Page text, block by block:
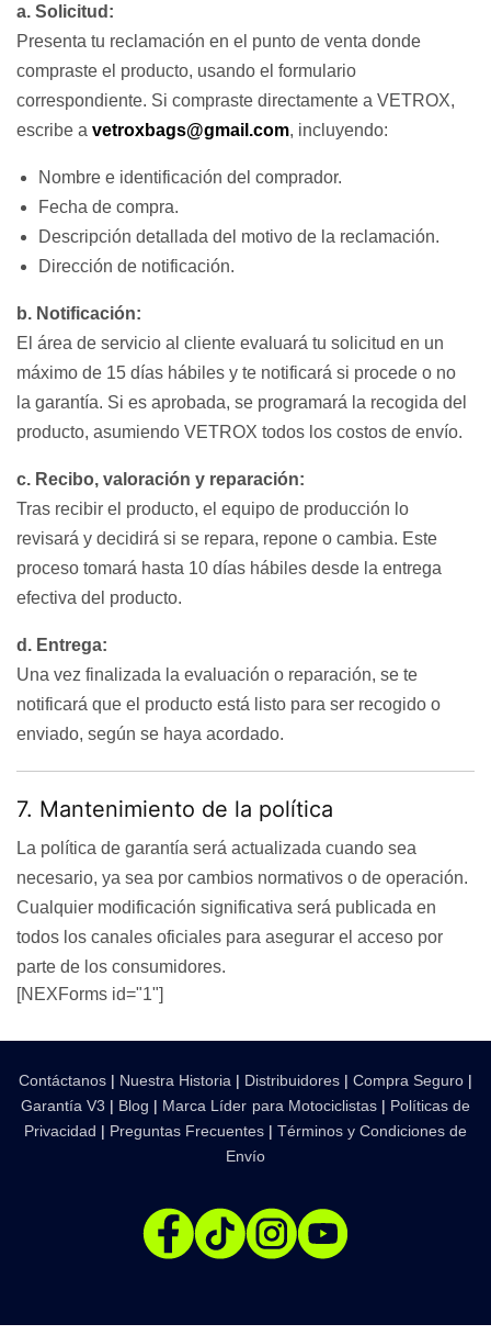
a. Solicitud:
Presenta tu reclamación en el punto de venta donde
compraste el producto, usando el formulario
correspondiente. Si compraste directamente a VETROX,
escribe avetroxbags@gmail.com, incluyendo:
Nombre e identificación del comprador.
Fecha de compra.
Descripción detallada del motivo de la reclamación.
Dirección de notificación.
b. Notificación:
El área de servicio al cliente evaluará tu solicitud en un
máximo de 15 días hábiles y te notificará si procede o no
la garantía. Si es aprobada, se programará la recogida del
producto, asumiendo VETROX todos los costos de envío.
c. Recibo, valoración y reparación:
Tras recibir el producto, el equipo de producción lo
revisará y decidirá si se repara, repone o cambia. Este
proceso tomará hasta 10 días hábiles desde la entrega
efectiva del producto.
d. Entrega:
Una vez finalizada la evaluación o reparación, se te
notificará que el producto está listo para ser recogido o
enviado, según se haya acordado.
7. Mantenimiento de la política
La política de garantía será actualizada cuando sea
necesario, ya sea por cambios normativos o de operación.
Cualquier modificación significativa será publicada en
todos los canales oficiales para asegurar el acceso por
parte de los consumidores.
[NEXForms id="1"]
Contáctanos| Nuestra Historia| Distribuidores |Compra Seguro |
Garantía V3 | Blog | Marca Líder para Motociclistas| Políticas de
Privacidad | Preguntas Frecuentes|Términos y Condiciones de
Envío